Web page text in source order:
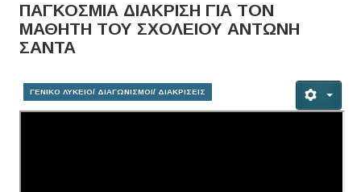
ΠΑΓΚΟΣΜΙΑ ΔΙΑΚΡΙΣΗ ΓΙΑ ΤΟΝ
ΜΑΘΗΤΗ ΤΟΥ ΣΧΟΛΕΙΟΥ ΑΝΤΩΝΗ
ΣΑΝΤΑ
ΓΕΝΙΚΟ ΛΥΚΕΙΟ/ ΔΙΑΓΩΝΙΣΜΟΙ/ ΔΙΑΚΡΙΣΕΙΣ